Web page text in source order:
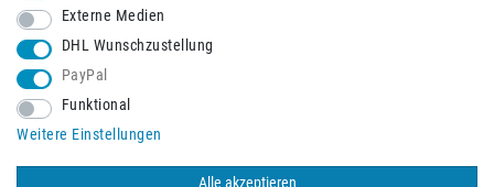
Externe Medien
DHL Wunschzustellung
PayPal
Funktional
Weitere Einstellungen
Alle akzeptieren